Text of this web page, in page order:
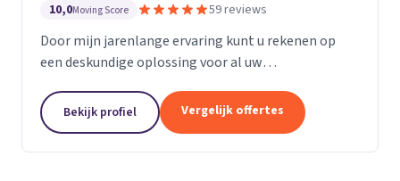
10,0Moving Score 59 reviews
Door mijn jarenlange ervaring kunt u rekenen op
een deskundige oplossing voor al uw
verstoppingen, vervangen en/of aanpassen van uw
riolering, maar ook...
Bekijk profiel Vergelijk offertes